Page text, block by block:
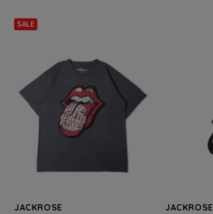
SALE
JACKROSE
JACKROSE